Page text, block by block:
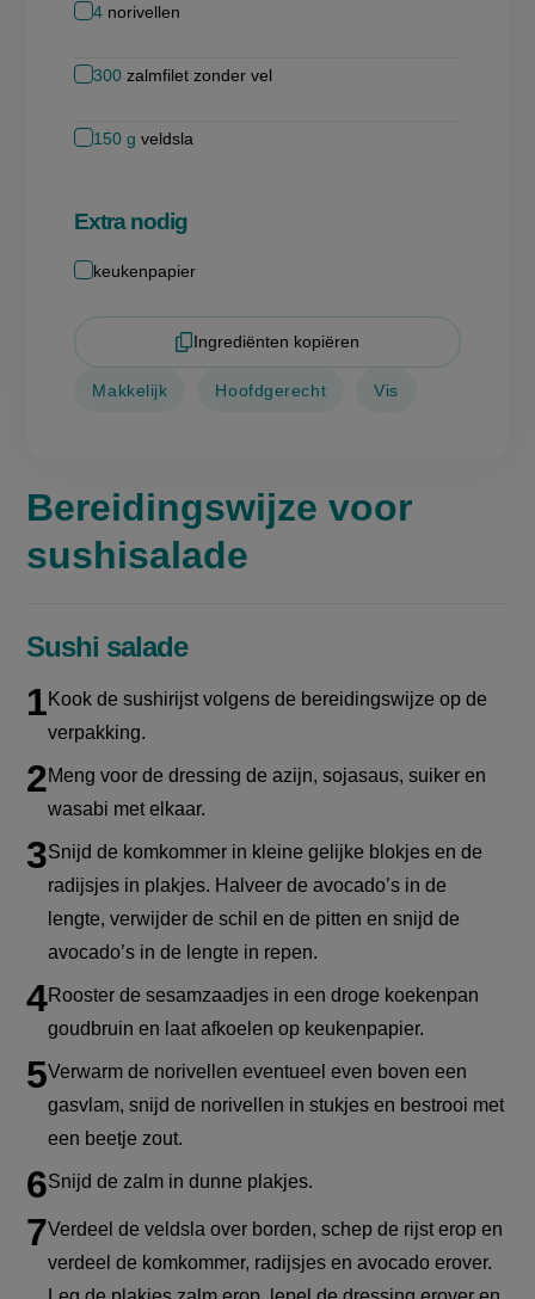
4 norivellen
300 zalmfilet zonder vel
150 g veldsla
Extra nodig
keukenpapier
Ingrediënten kopiëren
Makkelijk Hoofdgerecht Vis
Bereidingswijze voor
sushisalade
Sushi salade
Kook de sushirijst volgens de bereidingswijze op de
verpakking.
Meng voor de dressing de azijn, sojasaus, suiker en
wasabi met elkaar.
Snijd de komkommer in kleine gelijke blokjes en de
radijsjes in plakjes. Halveer de avocado’s in de
lengte, verwijder de schil en de pitten en snijd de
avocado’s in de lengte in repen.
Rooster de sesamzaadjes in een droge koekenpan
goudbruin en laat afkoelen op keukenpapier.
Verwarm de norivellen eventueel even boven een
gasvlam, snijd de norivellen in stukjes en bestrooi met
een beetje zout.
Snijd de zalm in dunne plakjes.
Verdeel de veldsla over borden, schep de rijst erop en
verdeel de komkommer, radijsjes en avocado erover.